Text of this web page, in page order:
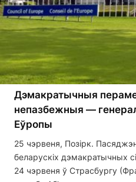
Дэмакратычныя
непазбежныя —
Еўропы
25 чэрвеня, Позірк.
беларускіх дэмакратычных
24 чэрвеня ў Страсбургу